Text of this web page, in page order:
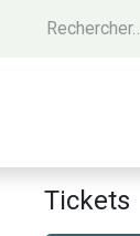
Tickets